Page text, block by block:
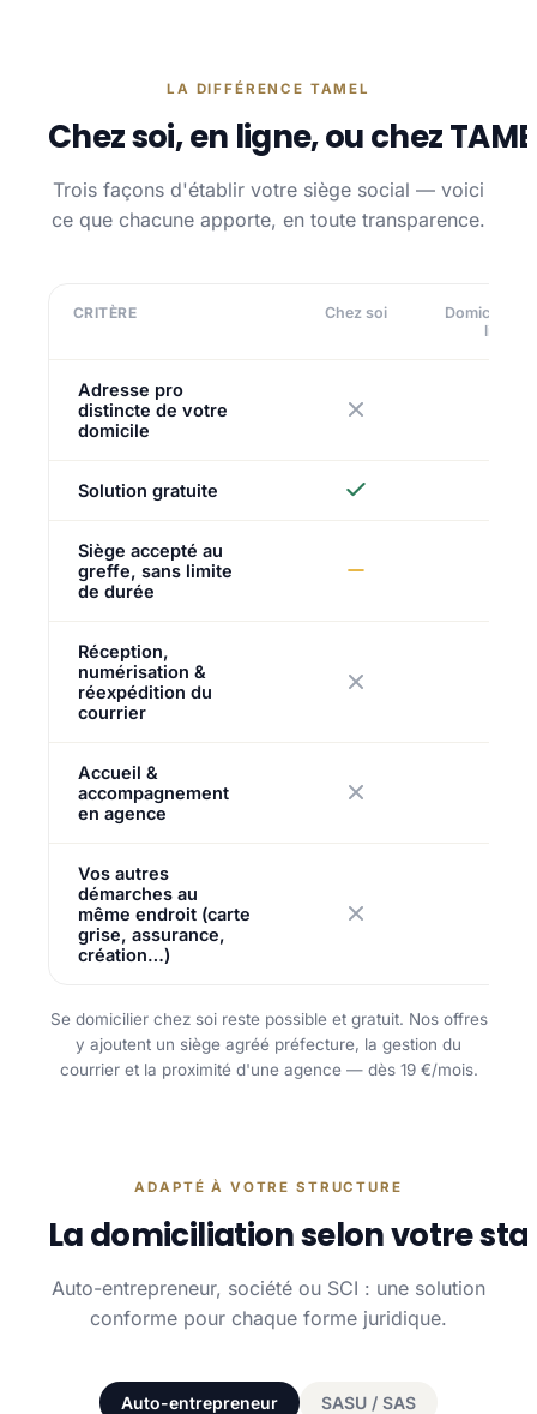
LA DIFFÉRENCE TAMEL
Chez soi, en ligne, ou chez
Trois façons d'établir votre siège social — voici
ce que chacune apporte, en toute transparence.
CRITÈRE Chez soi
ligne
Adresse pro
distincte de votre
domicile
Solution gratuite
Siège accepté au
greffe, sans limite
de durée
Réception,
numérisation &
réexpédition du
courrier
Accueil &
accompagnement
en agence
Vos autres
démarches au
même endroit (carte
grise, assurance,
création…)
Se domicilier chez soi reste possible et gratuit. Nos offres
y ajoutent un siège agréé préfecture, la gestion du
courrier et la proximité d'une agence — dès 19 €/mois.
ADAPTÉ À VOTRE STRUCTURE
La domiciliation selon votre
Auto-entrepreneur, société ou SCI : une solution
conforme pour chaque forme juridique.
Auto-entrepreneur SASU / SAS